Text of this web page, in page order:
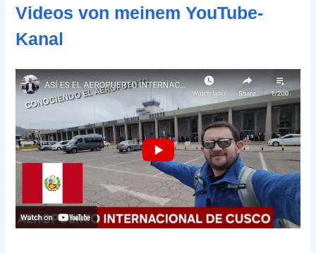
s
e
Videos von meinem YouTube-
Kanal